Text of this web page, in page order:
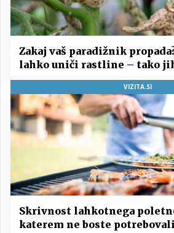
Zakaj vaš paradižnik
lahko uniči rastline – tako
VIZITA.SI
Skrivnost lahkotnega
katerem ne boste potrebovali